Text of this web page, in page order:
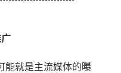
能就是主流媒体的曝